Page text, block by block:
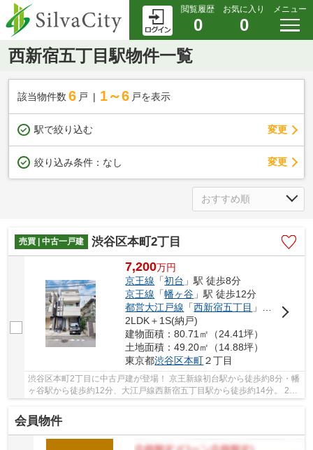
閲覧履歴
0
お気に入り
0
メニュー
西新宿五丁目駅物件一覧
該当物件数 6 戸 1～6 戸を表示
駅で絞り込む 変更
絞り込み条件： なし 変更
売買 | 中古一戸建 渋谷区本町2丁目
7,200万円
京王線 「初台 」駅 徒歩8分
京王線 「幡ヶ谷 」駅 徒歩12分
都営大江戸線 「西新宿五丁目 」駅 徒歩14分
2LDK＋1S(納戸)
建物面積：80.71㎡（24.41坪）
土地面積：49.20㎡（14.88坪）
東京都渋谷区本町２丁目
渋谷区本町2丁目に中古戸建が登場！ 京王新線初台駅から徒歩約8分・幡
ヶ谷駅から徒歩約12分、大江戸線西新宿五丁目駅から徒歩約14分。 2路
会員物件